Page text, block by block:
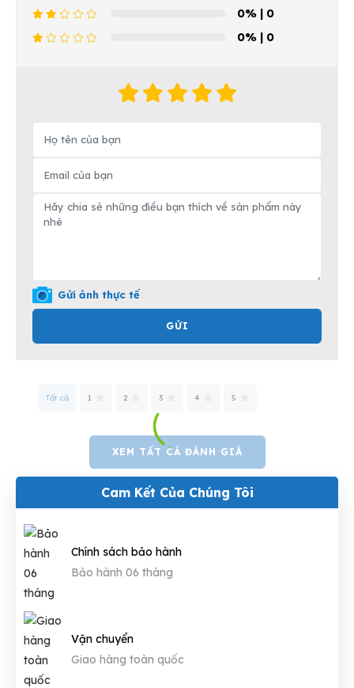
0% | 0
0% | 0
Gửi ảnh thực tế
GỬI
Tất cả 1 2 3 4 5
XEM TẤT CẢ ĐÁNH GIÁ
Cam Kết Của Chúng Tôi
Chính sách bảo hành
Bảo hành 06 tháng
Vận chuyển
Giao hàng toàn quốc